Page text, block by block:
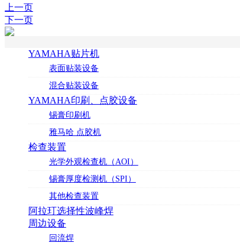
上一页
下一页
YAMAHA贴片机
表面贴装设备
混合贴装设备
YAMAHA印刷、点胶设备
锡膏印刷机
雅马哈 点胶机
检查装置
光学外观检查机（AOI）
锡膏厚度检测机（SPI）
其他检查装置
阿拉玎选择性波峰焊
周边设备
回流焊